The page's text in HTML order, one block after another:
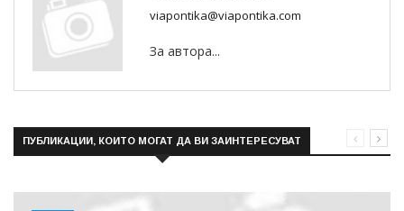
viapontika@viapontika.com
За автора...
ПУБЛИКАЦИИ, КОИТО МОГАТ ДА ВИ ЗАИНТЕРЕСУВАТ